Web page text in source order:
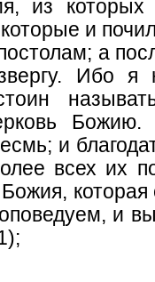
из которых
и
а
Ибо я
Божию.
и
всех их
и